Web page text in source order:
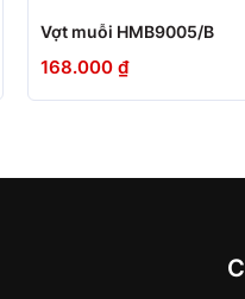
Vợt muỗi HMB9005/B
168.000 ₫